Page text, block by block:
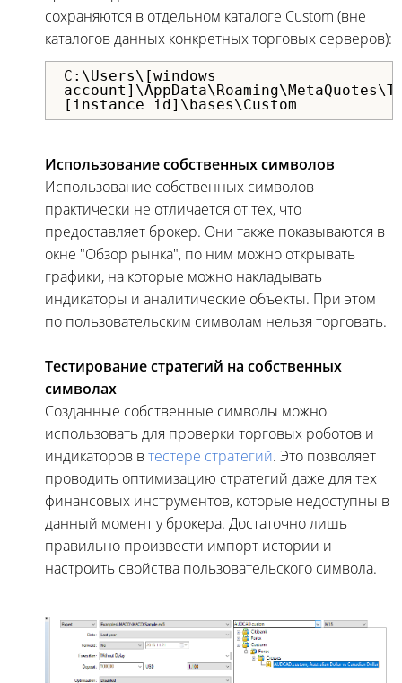
сохраняются в отдельном каталоге Custom (вне
каталогов данных конкретных торговых серверов):
C:\Users\[windows
[instance id]\bases\Custom
Использование собственных символов
Использование собственных символов
практически не отличается от тех, что
предоставляет брокер. Они также показываются в
окне "Обзор рынка", по ним можно открывать
графики, на которые можно накладывать
индикаторы и аналитические объекты. При этом
по пользовательским символам нельзя торговать.
Тестирование стратегий на собственных
символах
Созданные собственные символы можно
использовать для проверки торговых роботов и
индикаторов втестере стратегий. Это позволяет
проводить оптимизацию стратегий даже для тех
финансовых инструментов, которые недоступны в
данный момент у брокера. Достаточно лишь
правильно произвести импорт истории и
настроить свойства пользовательского символа.